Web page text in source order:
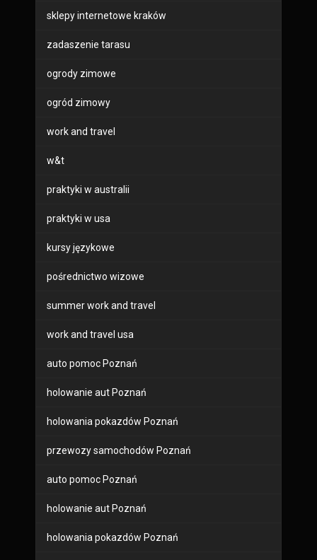
sklepy internetowe kraków
zadaszenie tarasu
ogrody zimowe
ogród zimowy
work and travel
w&t
praktyki w australii
praktyki w usa
kursy językowe
pośrednictwo wizowe
summer work and travel
work and travel usa
auto pomoc Poznań
holowanie aut Poznań
holowania pokazdów Poznań
przewozy samochodów Poznań
auto pomoc Poznań
holowanie aut Poznań
holowania pokazdów Poznań